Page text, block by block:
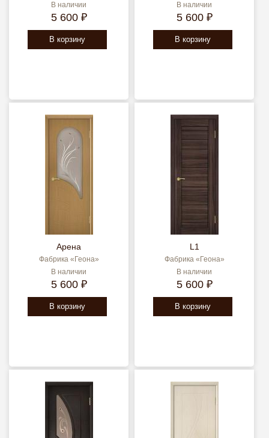
В наличии
5 600 ₽
В корзину
В наличии
5 600 ₽
В корзину
Арена
Фабрика «Геона»
В наличии
5 600 ₽
В корзину
L1
Фабрика «Геона»
В наличии
5 600 ₽
В корзину